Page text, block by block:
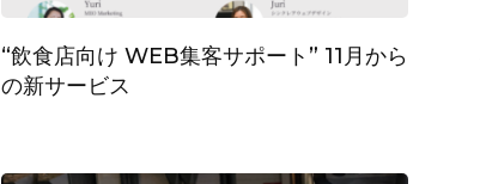
“飲食店向け WEB集客サポート” 11月から
の新サービス